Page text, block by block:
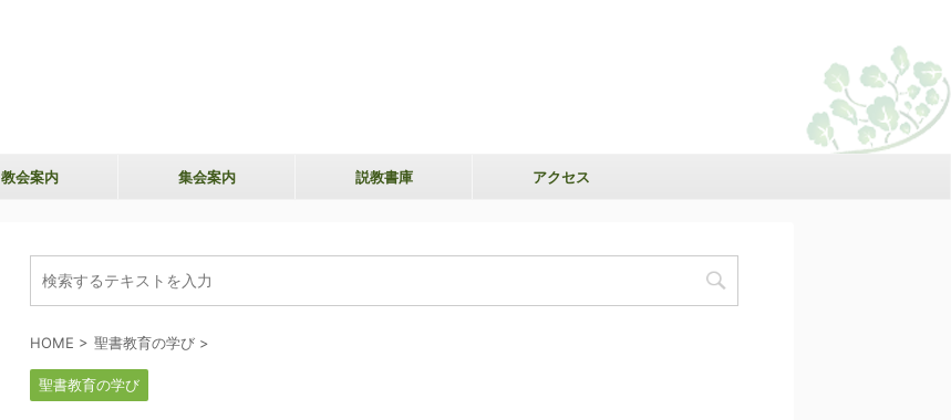
教会案内 集会案内 説教書庫 アクセス
HOME > 聖書教育の学び >
聖書教育の学び